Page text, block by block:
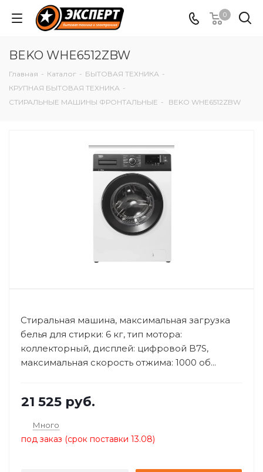
0
BEKO WHE6512ZBW
Главная - Каталог - БЫТОВАЯ ТЕХНИКА -
КРУПНАЯ БЫТОВАЯ ТЕХНИКА -
СТИРАЛЬНЫЕ МАШИНЫ ФРОНТАЛЬНЫЕ - BEKO WHE6512ZBW
Стиральная машина, максимальная загрузка
белья для стирки: 6 кг​, тип мотора:
коллекторный​, дисплей: цифровой B7S​,
максимальная скорость отжима: 1000 об...
21 525 руб.
Много
под заказ (срок поставки 13.08)